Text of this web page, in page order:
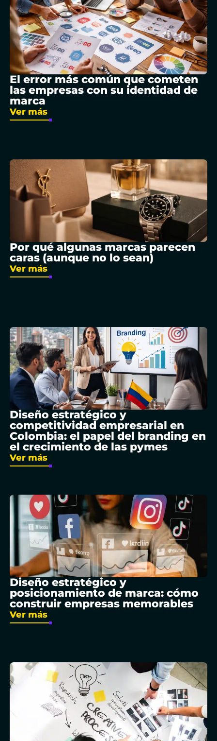
El error más común que cometen
las empresas con su identidad de
marca
Ver más
Por qué algunas marcas parecen
caras (aunque no lo sean)
Ver más
Diseño estratégico y
competitividad empresarial en
Colombia: el papel del branding en
el crecimiento de las pymes
Ver más
Diseño estratégico y
posicionamiento de marca: cómo
construir empresas memorables
Ver más